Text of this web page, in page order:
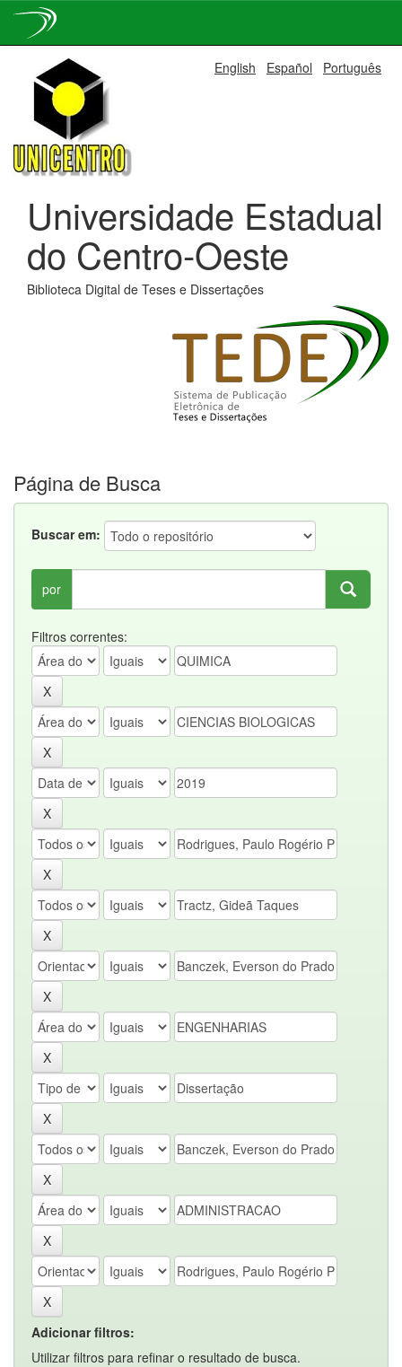
navigation
English Español Português
Universidade Estadual
do Centro-Oeste
Biblioteca Digital de Teses e Dissertações
Página de Busca
Buscar em:
por
Filtros correntes:
Adicionar filtros:
Utilizar filtros para refinar o resultado de busca.